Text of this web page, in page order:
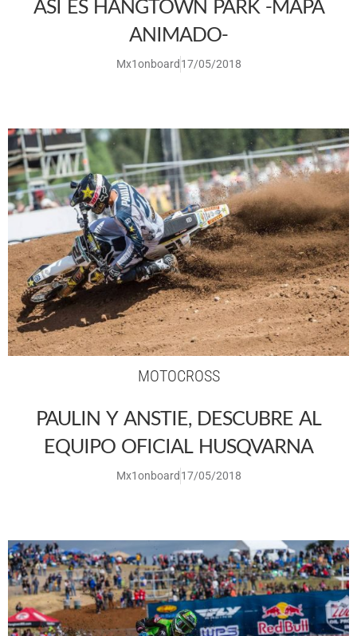
ASÍ ES HANGTOWN PARK -MAPA
ANIMADO-
Mx1onboard 17/05/2018
MOTOCROSS
PAULIN Y ANSTIE, DESCUBRE AL
EQUIPO OFICIAL HUSQVARNA
Mx1onboard 17/05/2018